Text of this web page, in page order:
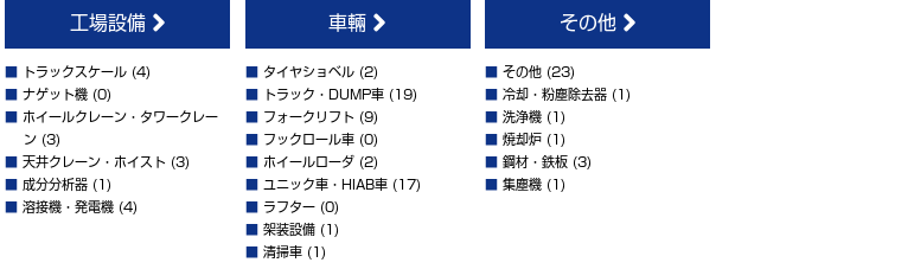
工場設備
トラックスケール (4)
ナゲット機 (0)
ホイールクレーン・タワークレー
ン (3)
天井クレーン・ホイスト (3)
成分分析器 (1)
溶接機・発電機 (4)
車輛
タイヤショベル(2)
トラック・DUMP車(19)
フォークリフト (9)
フックロール車(0)
ホイールローダ(2)
ユニック車・HIAB車(17)
ラフター(0)
架装設備(1)
清掃車(1)
その他
その他 (23)
冷却・粉塵除去器 (1)
洗浄機 (1)
焼却炉 (1)
鋼材・鉄板 (3)
集塵機 (1)